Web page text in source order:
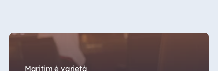
Titisee-Neustadt
Strandhotel
Travemünde
Maritim è varietà